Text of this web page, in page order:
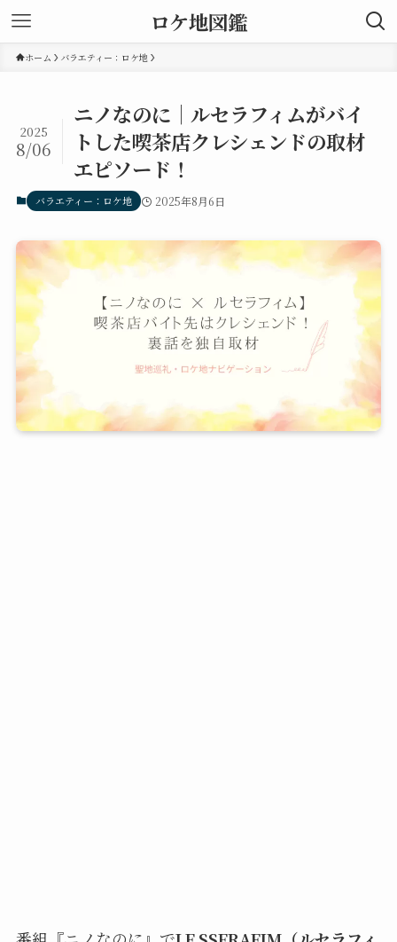
ロケ地図鑑
ホーム バラエティー：ロケ地
ニノなのに｜ルセラフィムがバイ
トした喫茶店クレシェンドの取材
エピソード！
2025
8/06
バラエティー：ロケ地 2025年8月6日